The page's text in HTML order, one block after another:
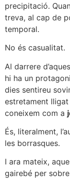
precipitació.
treva, al cap de
temporal.
No és casualitat.
Al darrere
hi ha un
dies sentireu
estretament
coneixem com a
És, literalment,
les borrasques.
I ara mateix,
gairebé per